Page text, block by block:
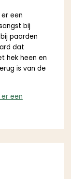
een
bij
paarden
dat
hek heen en
is van de
een